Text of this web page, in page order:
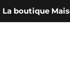
La boutique